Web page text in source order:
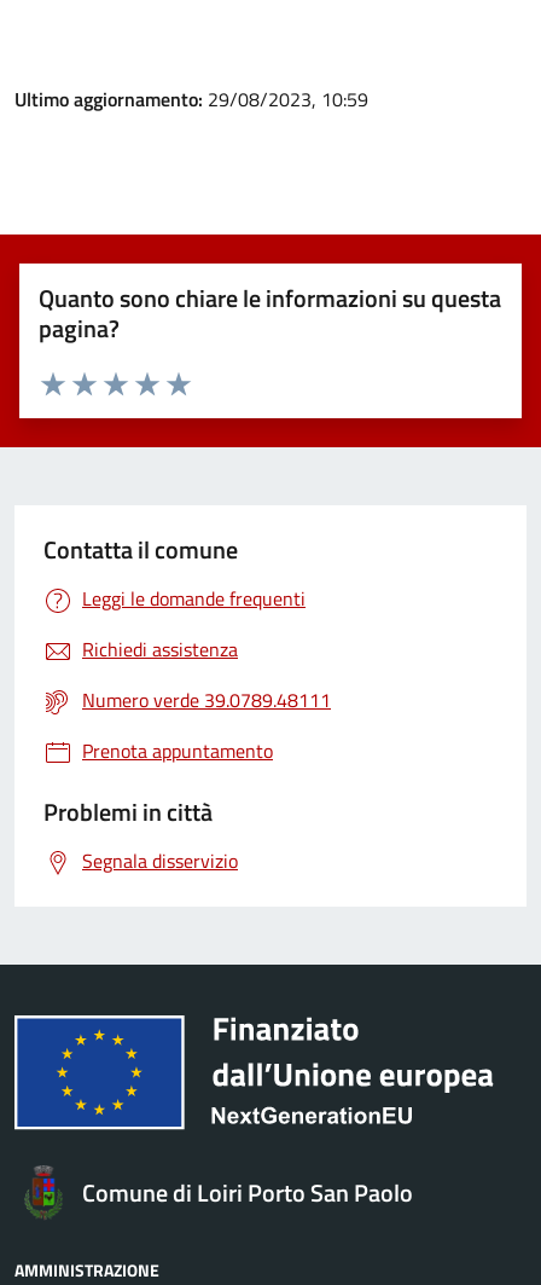
Ultimo aggiornamento: 29/08/2023, 10:59
Quanto sono chiare le informazioni su questa
pagina?
Valuta 5 stelle su 5
Valuta 4 stelle su 5
Valuta 3 stelle su 5
Valuta 2 stelle su 5
Valuta 1 stelle su 5
Contatta il comune
Leggi le domande frequenti
Richiedi assistenza
Numero verde 39.0789.48111
Prenota appuntamento
Problemi in città
Segnala disservizio
Comune di Loiri Porto San Paolo
AMMINISTRAZIONE